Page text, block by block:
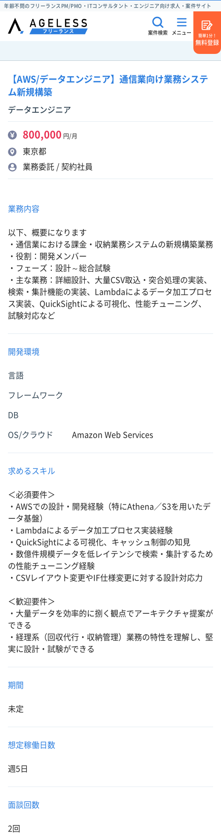
年齢不問のフリーランスPM/PMO・ITコンサルタント・エンジニア向け求人・案件サイト
案件検索 メニュー
簡単1分！
無料登録
【AWS/データエンジニア】通信業向け業務システ
ム新規構築
データエンジニア
800,000 円/月
東京都
業務委託 / 契約社員
業務内容
以下、概要になります
・通信業における課金・収納業務システムの新規構築業務
・役割：開発メンバー
・フェーズ：設計～総合試験
・主な業務：詳細設計、大量CSV取込・突合処理の実装、
検索・集計機能の実装、Lambdaによるデータ加工プロセ
ス実装、QuickSightによる可視化、性能チューニング、
試験対応など
開発環境
言語
フレームワーク
DB
OS/クラウド Amazon Web Services
求めるスキル
＜必須要件＞
・AWSでの設計・開発経験（特にAthena／S3を用いたデ
ータ基盤）
・Lambdaによるデータ加工プロセス実装経験
・QuickSightによる可視化、キャッシュ制御の知見
・数億件規模データを低レイテンシで検索・集計するため
の性能チューニング経験
・CSVレイアウト変更やIF仕様変更に対する設計対応力
＜歓迎要件＞
・大量データを効率的に捌く観点でアーキテクチャ提案が
できる
・経理系（回収代行・収納管理）業務の特性を理解し、堅
実に設計・試験ができる
期間
未定
想定稼働日数
週5日
面談回数
2回